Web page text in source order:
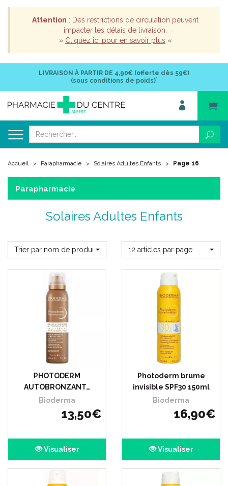
Attention : Des restrictions de circulation peuvent
impacter les délais de livraison.
» Cliquez ici pour en savoir plus «
LIVRAISON À PARTIR DE 4,90€ (offerte dès 59€)
(sous conditions de poids)*
Accueil Parapharmacie Solaires Adultes Enfants Page 16
Parapharmacie
Solaires Adultes Enfants
Trier par nom de produit 12 articles par page
PHOTODERM
AUTOBRONZANT…
Bioderma
13,50€
Visualiser
Photoderm brume
invisible SPF30 150ml
Bioderma
16,90€
Visualiser